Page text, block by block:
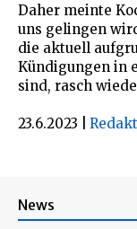
Daher meinte
uns gelingen
die aktuell
Kündigungen in
sind, rasch
23.6.2023
News